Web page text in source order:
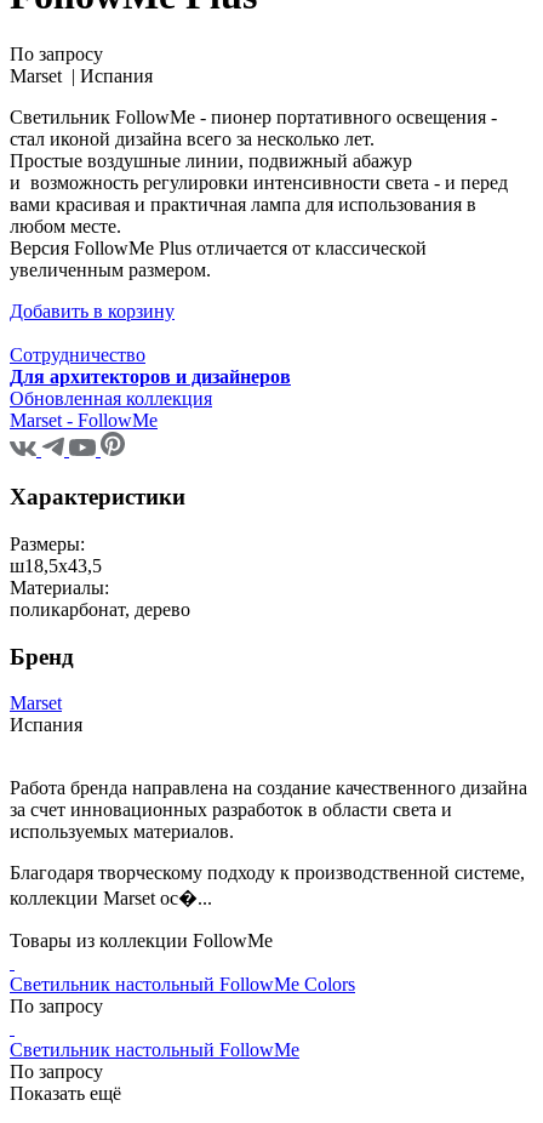
По запросу
Marset | Испания
Светильник FollowMe - пионер портативного освещения -
стал иконой дизайна всего за несколько лет.
Простые воздушные линии, подвижный абажур
и возможность регулировки интенсивности света - и перед
вами красивая и практичная лампа для использования в
любом месте.
Версия FollowMe Plus отличается от классической
увеличенным размером.
Добавить в корзину
Сотрудничество
Для архитекторов и дизайнеров
Обновленная коллекция
Marset - FollowMe
Характеристики
Размеры:
ш18,5x43,5
Материалы:
поликарбонат, дерево
Бренд
Marset
Испания
Работа бренда направлена на создание качественного дизайна
за счет инновационных разработок в области света и
используемых материалов.
Благодаря творческому подходу к производственной системе,
коллекции Marset ос�...
Товары из коллекции FollowMe
Светильник настольный FollowMe Colors
По запросу
Светильник настольный FollowMe
По запросу
Показать ещё